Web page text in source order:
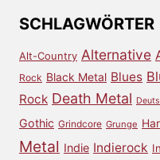
SCHLAGWÖRTER
Alt-Country Alternative
Rock Black Metal Blues
Rock Death Metal
Gothic Grindcore Grunge
Metal Indie Indierock